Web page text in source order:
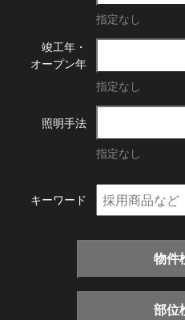
指定なし
竣工年・
オープン年
指定なし
照明手法
指定なし
キーワード
物件
部位